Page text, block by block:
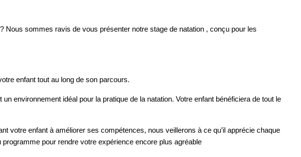
Nous sommes ravis de vous présenter notre stage de natation , conçu pour les
enfant tout au long de son parcours.
un environnement idéal pour la pratique de la natation. Votre enfant bénéficiera de tout le
votre enfant à améliorer ses compétences, nous veillerons à ce qu’il apprécie chaque
programme pour rendre votre expérience encore plus agréable